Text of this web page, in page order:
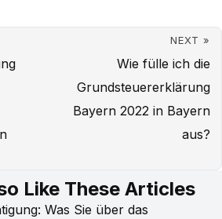
NEXT »
Wie fülle ich die
Grundsteuererklärung
Bayern 2022 in Bayern
aus?
Like These Articles
Was Sie über das